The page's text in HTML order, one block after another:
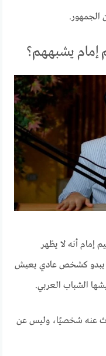
الجمهور.
إمام يشبههم؟
إمام أنه لا يظهر
يبدو كشخص عادي يعيش
الشباب العربي.
عنه شخصيًا، وليس عن